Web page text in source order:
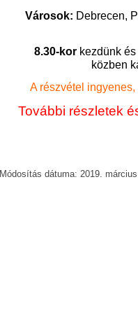
Városok: Debrecen,
8.30-korkezdünk és
közben
A részvétel
További részletek
Módosítás dátuma: 2019.